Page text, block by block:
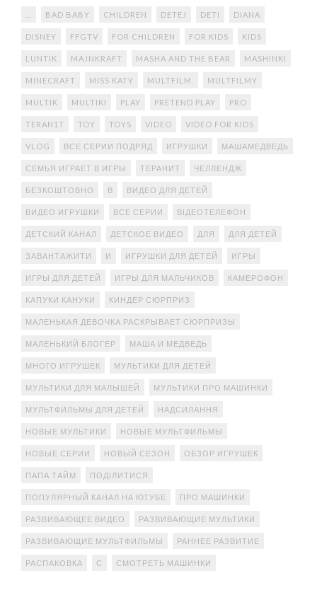
BAD BABY CHILDREN DETEJ DETI DIANA
DISNEY FFGTV FOR CHILDREN FOR KIDS KIDS
LUNTIK MAJNKRAFT MASHA AND THE BEAR MASHINKI
MINECRAFT MISS KATY MULTFILM. MULTFILMY
MULTIK MULTIKI PLAY PRETEND PLAY PRO
TERAN1T TOY TOYS VIDEO VIDEO FOR KIDS
VLOG ВСЕ СЕРИИ ПОДРЯД ИГРУШКИ МАШАМЕДВЕДЬ
СЕМЬЯ ИГРАЕТ В ИГРЫ ТЕРАНИТ ЧЕЛЛЕНДЖ
БЕЗКОШТОВНО В ВИДЕО ДЛЯ ДЕТЕЙ
ВИДЕО ИГРУШКИ ВСЕ СЕРИИ ВІДЕОТЕЛЕФОН
ДЕТСКИЙ КАНАЛ ДЕТСКОЕ ВИДЕО ДЛЯ ДЛЯ ДЕТЕЙ
ЗАВАНТАЖИТИ И ИГРУШКИ ДЛЯ ДЕТЕЙ ИГРЫ
ИГРЫ ДЛЯ ДЕТЕЙ ИГРЫ ДЛЯ МАЛЬЧИКОВ КАМЕРОФОН
КАПУКИ КАНУКИ КИНДЕР СЮРПРИЗ
МАЛЕНЬКАЯ ДЕВОЧКА РАСКРЫВАЕТ СЮРПРИЗЫ
МАЛЕНЬКИЙ БЛОГЕР МАША И МЕДВЕДЬ
МНОГО ИГРУШЕК МУЛЬТИКИ ДЛЯ ДЕТЕЙ
МУЛЬТИКИ ДЛЯ МАЛЫШЕЙ МУЛЬТИКИ ПРО МАШИНКИ
МУЛЬТФИЛЬМЫ ДЛЯ ДЕТЕЙ НАДСИЛАННЯ
НОВЫЕ МУЛЬТИКИ НОВЫЕ МУЛЬТФИЛЬМЫ
НОВЫЕ СЕРИИ НОВЫЙ СЕЗОН ОБЗОР ИГРУШЕК
ПАПА ТАЙМ ПОДІЛИТИСЯ
ПОПУЛЯРНЫЙ КАНАЛ НА ЮТУБЕ ПРО МАШИНКИ
РАЗВИВАЮЩЕЕ ВИДЕО РАЗВИВАЮЩИЕ МУЛЬТИКИ
РАЗВИВАЮЩИЕ МУЛЬТФИЛЬМЫ РАННЕЕ РАЗВИТИЕ
РАСПАКОВКА С СМОТРЕТЬ МАШИНКИ